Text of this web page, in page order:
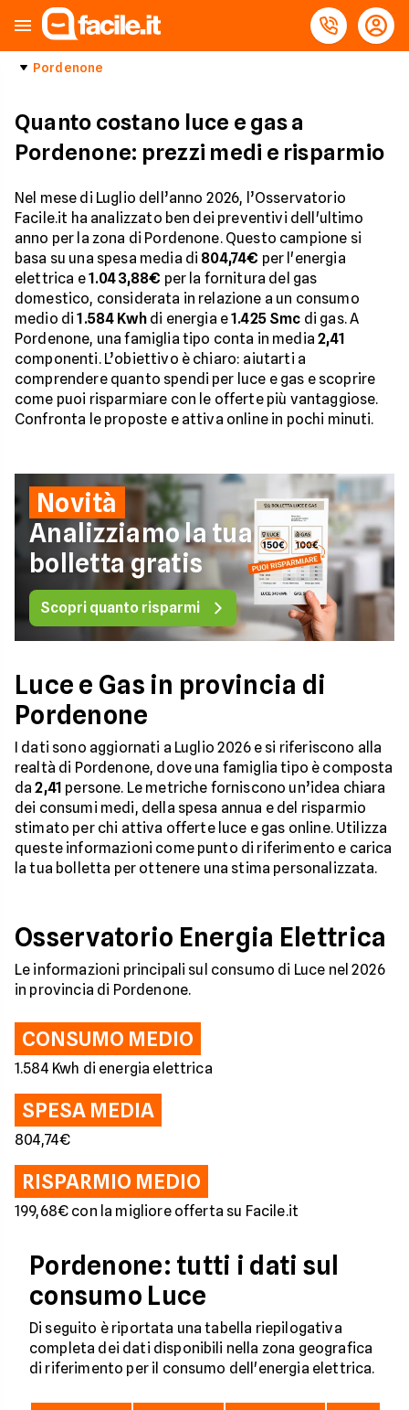
Pordenone
Quanto costano luce e gas a
Pordenone: prezzi medi e risparmio
Nel mese di Luglio dell’anno 2026, l’Osservatorio
Facile.it ha analizzato ben dei preventivi dell'ultimo
anno per la zona di Pordenone. Questo campione si
basa su una spesa media di 804,74€ per l'energia
elettrica e1.043,88€ per la fornitura del gas
domestico, considerata in relazione a un consumo
medio di1.584 Kwhdi energia e1.425 Smc di gas. A
Pordenone, una famiglia tipo conta in media2,41
componenti. L’obiettivo è chiaro: aiutarti a
comprendere quanto spendi per luce e gas e scoprire
come puoi risparmiare con le offerte più vantaggiose.
Confronta le proposte e attiva online in pochi minuti.
Novità
Analizziamo la tua
bolletta gratis
Scopri quanto risparmi
Luce e Gas in provincia di
Pordenone
I dati sono aggiornati a Luglio 2026 e si riferiscono alla
realtà di Pordenone, dove una famiglia tipo è composta
da2,41 persone. Le metriche forniscono un’idea chiara
dei consumi medi, della spesa annua e del risparmio
stimato per chi attiva offerte luce e gas online. Utilizza
queste informazioni come punto di riferimento e carica
la tua bolletta per ottenere una stima personalizzata.
Osservatorio Energia Elettrica
Le informazioni principali sul consumo di Luce nel 2026
in provincia di Pordenone.
CONSUMO MEDIO
1.584 Kwh di energia elettrica
SPESA MEDIA
804,74€
RISPARMIO MEDIO
199,68€ con la migliore offerta su Facile.it
Pordenone: tutti i dati sul
consumo Luce
Di seguito è riportata una tabella riepilogativa
completa dei dati disponibili nella zona geografica
di riferimento per il consumo dell'energia elettrica.